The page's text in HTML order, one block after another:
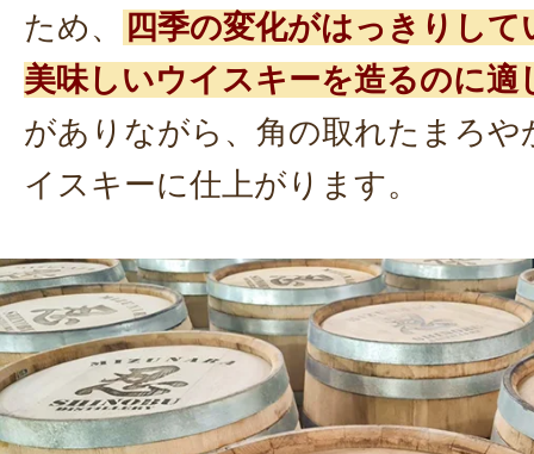
ため、
四季の変化がはっきりし
美味しいウイスキーを造るのに適
がありながら、角の取れたまろ
イスキーに仕上がります。